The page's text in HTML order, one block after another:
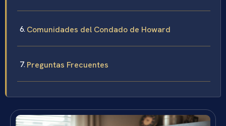
Comunidades del Condado de Howard
Preguntas Frecuentes